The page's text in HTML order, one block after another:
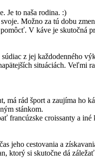
Je to naša rodina. :)
Možno za tú dobu
V káve je skutočná
z jej každodenného
situáciách. Veľmi
má rád šport a zaujíma ho
stánkom.
francúzske croissanty a
jeho cestovania a
ktorý si skutočne dá